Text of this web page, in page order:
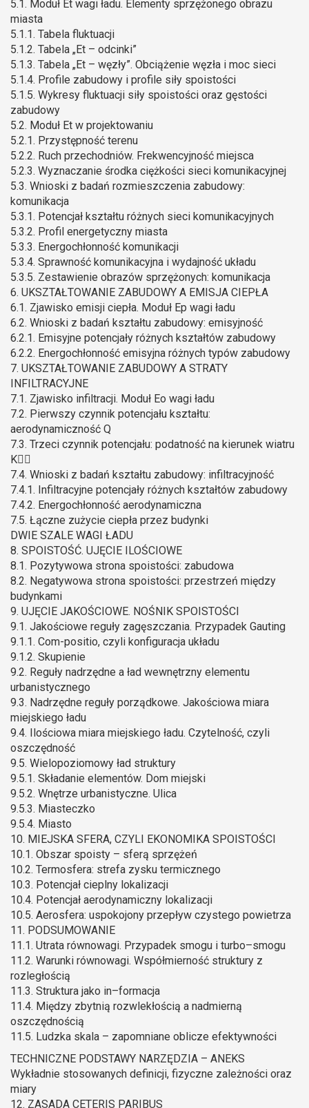
5.1. Moduł Et wagi ładu. Elementy sprzężonego obrazu
miasta
5.1.1. Tabela fluktuacji
5.1.2. Tabela „Et – odcinki”
5.1.3. Tabela „Et – węzły”. Obciążenie węzła i moc sieci
5.1.4. Profile zabudowy i profile siły spoistości
5.1.5. Wykresy fluktuacji siły spoistości oraz gęstości
zabudowy
5.2. Moduł Et w projektowaniu
5.2.1. Przystępność terenu
5.2.2. Ruch przechodniów. Frekwencyjność miejsca
5.2.3. Wyznaczanie środka ciężkości sieci komunikacyjnej
5.3. Wnioski z badań rozmieszczenia zabudowy:
komunikacja
5.3.1. Potencjał kształtu różnych sieci komunikacyjnych
5.3.2. Profil energetyczny miasta
5.3.3. Energochłonność komunikacji
5.3.4. Sprawność komunikacyjna i wydajność układu
5.3.5. Zestawienie obrazów sprzężonych: komunikacja
6. UKSZTAŁTOWANIE ZABUDOWY A EMISJA CIEPŁA
6.1. Zjawisko emisji ciepła. Moduł Ep wagi ładu
6.2. Wnioski z badań kształtu zabudowy: emisyjność
6.2.1. Emisyjne potencjały różnych kształtów zabudowy
6.2.2. Energochłonność emisyjna różnych typów zabudowy
7. UKSZTAŁTOWANIE ZABUDOWY A STRATY
INFILTRACYJNE
7.1. Zjawisko infiltracji. Moduł Eo wagi ładu
7.2. Pierwszy czynnik potencjału kształtu:
aerodynamiczność Q
7.3. Trzeci czynnik potencjału: podatność na kierunek wiatru
K
7.4. Wnioski z badań kształtu zabudowy: infiltracyjność
7.4.1. Infiltracyjne potencjały różnych kształtów zabudowy
7.4.2. Energochłonność aerodynamiczna
7.5. Łączne zużycie ciepła przez budynki
DWIE SZALE WAGI ŁADU
8. SPOISTOŚĆ. UJĘCIE ILOŚCIOWE
8.1. Pozytywowa strona spoistości: zabudowa
8.2. Negatywowa strona spoistości: przestrzeń między
budynkami
9. UJĘCIE JAKOŚCIOWE. NOŚNIK SPOISTOŚCI
9.1. Jakościowe reguły zagęszczania. Przypadek Gauting
9.1.1. Com-positio, czyli konfiguracja układu
9.1.2. Skupienie
9.2. Reguły nadrzędne a ład wewnętrzny elementu
urbanistycznego
9.3. Nadrzędne reguły porządkowe. Jakościowa miara
miejskiego ładu
9.4. Ilościowa miara miejskiego ładu. Czytelność, czyli
oszczędność
9.5. Wielopoziomowy ład struktury
9.5.1. Składanie elementów. Dom miejski
9.5.2. Wnętrze urbanistyczne. Ulica
9.5.3. Miasteczko
9.5.4. Miasto
10. MIEJSKA SFERA, CZYLI EKONOMIKA SPOISTOŚCI
10.1. Obszar spoisty – sferą sprzężeń
10.2. Termosfera: strefa zysku termicznego
10.3. Potencjał cieplny lokalizacji
10.4. Potencjał aerodynamiczny lokalizacji
10.5. Aerosfera: uspokojony przepływ czystego powietrza
11. PODSUMOWANIE
11.1. Utrata równowagi. Przypadek smogu i turbo–smogu
11.2. Warunki równowagi. Współmierność struktury z
rozległością
11.3. Struktura jako in–formacja
11.4. Między zbytnią rozwlekłością a nadmierną
oszczędnością
11.5. Ludzka skala – zapomniane oblicze efektywności
TECHNICZNE PODSTAWY NARZĘDZIA – ANEKS
Wykładnie stosowanych definicji, fizyczne zależności oraz
miary
12. ZASADA CETERIS PARIBUS